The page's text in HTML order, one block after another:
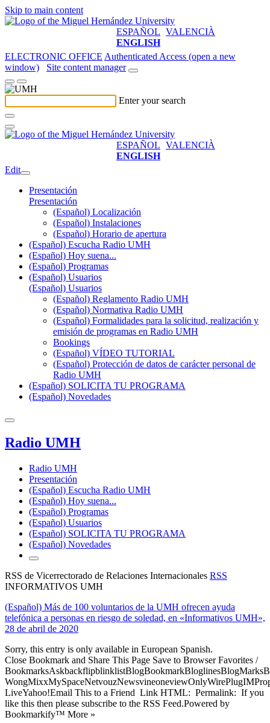
Skip to main content
ESPAÑOL VALENCIÀ
ENGLISH
ELECTRONIC OFFICE Authenticated Access (open a new
window)
Site content manager
Enter your search
ESPAÑOL VALENCIÀ
ENGLISH
Edit
Presentación
Presentación
(Español) Localización
(Español) Instalaciones
(Español) Horario de apertura
(Español) Escucha Radio UMH
(Español) Hoy suena...
(Español) Programas
(Español) Usuarios
(Español) Usuarios
(Español) Reglamento Radio UMH
(Español) Normativa Radio UMH
(Español) Formalidades para la solicitud, realización y
emisión de programas en Radio UMH
Bookings
(Español) VÍDEO TUTORIAL
(Español) Protección de datos de carácter personal de
Radio UMH
(Español) SOLICITA TU PROGRAMA
(Español) Novedades
Radio UMH
Radio UMH
Presentación
(Español) Escucha Radio UMH
(Español) Hoy suena...
(Español) Programas
(Español) Usuarios
(Español) SOLICITA TU PROGRAMA
(Español) Novedades
RSS de Vicerrectorado de Relaciones Internacionales RSS
INFORMATIVOS UMH
(Español) Más de 100 voluntarios de la UMH ofrecen ayuda
telefónica a personas en riesgo de soledad, en «Informativos UMH»,
28 de abril de 2020
Sorry, this entry is only available in European Spanish.
Close Bookmark and Share This Page Save to Browser Favorites /
LiveYahoo!Email This to a Friend Link HTML: Permalink: If you
like this then please subscribe to the RSS Feed.Powered by
Bookmarkify™ More »